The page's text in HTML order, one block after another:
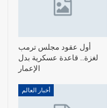
أول عقود مجلس ترمب
لغزة.. قاعدة عسكرية بدل
الإعمار
أخبار العالم